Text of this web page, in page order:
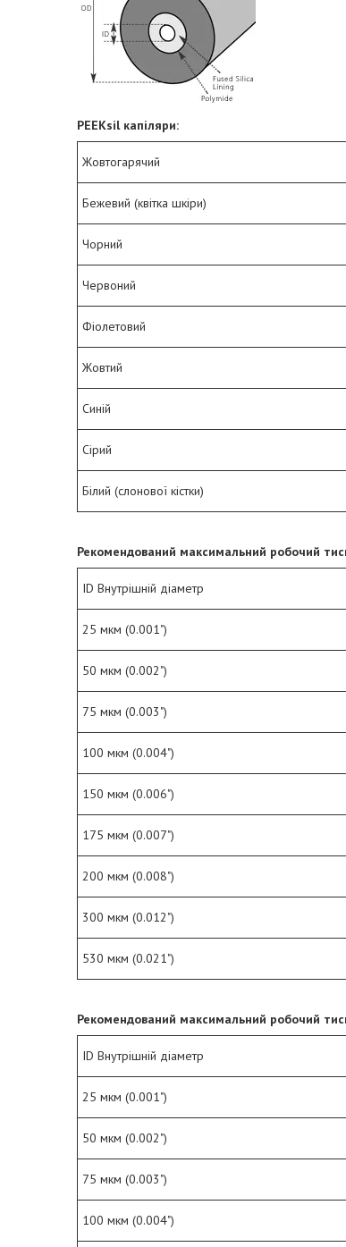
PEEKsil капіляри:
Жовтогарячий
Бежевий (квітка шкіри)
Чорний
Червоний
Фіолетовий
Жовтий
Синій
Сірий
Білий (слонової кістки)
Рекомендований максимальний робочий
ID Внутрішній діаметр
25 мкм (0.001")
50 мкм (0.002")
75 мкм (0.003")
100 мкм (0.004")
150 мкм (0.006")
175 мкм (0.007")
200 мкм (0.008")
300 мкм (0.012")
530 мкм (0.021")
Рекомендований максимальний робочий
ID Внутрішній діаметр
25 мкм (0.001")
50 мкм (0.002")
75 мкм (0.003")
100 мкм (0.004")